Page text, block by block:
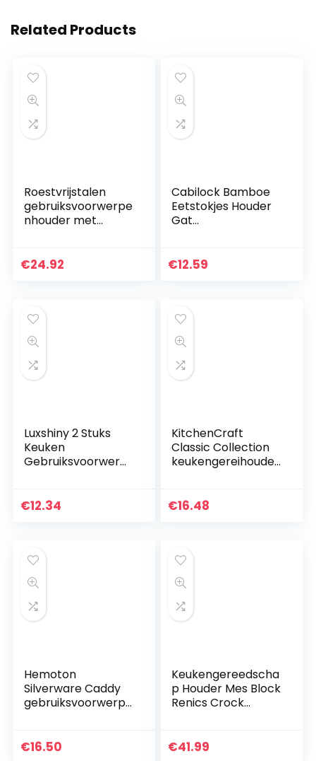
Related Products
Roestvrijstalen
gebruiksvoorwerpe
nhouder met
eenvoudig reinigen,
€24.92
Cabilock Bamboe
Eetstokjes Houder
Gat
Serviesgoed
€12.59
Luxshiny 2 Stuks
Keuken
Gebruiksvoorwerp
Crock Plastic
€12.34
KitchenCraft
Classic Collection
keukengereihouder
pastelstrepen,
keukengerei, 13 cm
x 16 cm
€16.48
Hemoton
Silverware Caddy
gebruiksvoorwerp
voor vork lepel
€16.50
Keukengereedscha
p Houder Mes Block
Renics Crock
Easy Cleaning
€41.99